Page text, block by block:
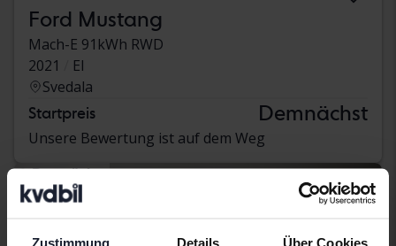
Zustimmung Details Über Cookies
Ford Mustang
Mach-E 91kWh RWD
2021
El
Svedala
Startpreis Demnächst
Unsere Bewertung ist auf dem Weg
Demnächst